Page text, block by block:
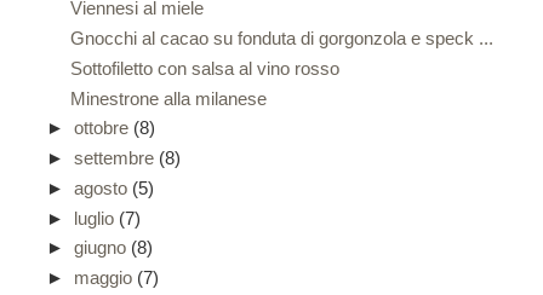
Viennesi al miele
Gnocchi al cacao su fonduta di gorgonzola e speck ...
Sottofiletto con salsa al vino rosso
Minestrone alla milanese
► ottobre (8)
► settembre (8)
► agosto (5)
► luglio (7)
► giugno (8)
► maggio (7)